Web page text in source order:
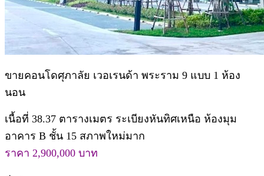
ขายคอนโดศุภาลัย เวอเรนด้า พระราม 9 แบบ 1 ห้อง
นอน
เนื้อที่ 38.37 ตารางเมตร ระเบียงหันทิศเหนือ ห้องมุม
อาคาร B ชั้น 15 สภาพใหม่มาก
ราคา 2,900,000 บาท